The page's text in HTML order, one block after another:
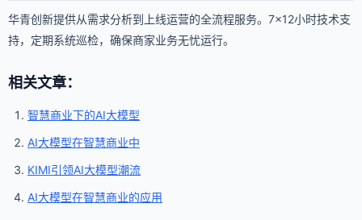
华青创新提供从需求分析到上线运营的全流程服务。7×12小时技术支
持，定期系统巡检，确保商家业务无忧运行。
相关文章：
智慧商业下的AI大模型
AI大模型在智慧商业中
KIMI引领AI大模型潮流
AI大模型在智慧商业的应用